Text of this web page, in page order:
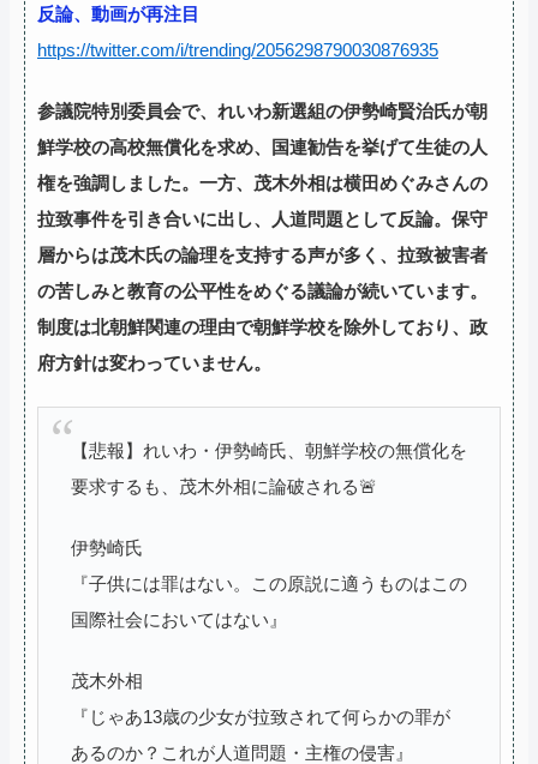
反論、動画が再注目
https://twitter.com/i/trending/2056298790030876935
参議院特別委員会で、れいわ新選組の伊勢崎賢治氏が朝
鮮学校の高校無償化を求め、国連勧告を挙げて生徒の人
権を強調しました。一方、茂木外相は横田めぐみさんの
拉致事件を引き合いに出し、人道問題として反論。保守
層からは茂木氏の論理を支持する声が多く、拉致被害者
の苦しみと教育の公平性をめぐる議論が続いています。
制度は北朝鮮関連の理由で朝鮮学校を除外しており、政
府方針は変わっていません。
【悲報】れいわ・伊勢崎氏、朝鮮学校の無償化を
要求するも、茂木外相に論破される🚨
伊勢崎氏
『子供には罪はない。この原説に適うものはこの
国際社会においてはない』
茂木外相
『じゃあ13歳の少女が拉致されて何らかの罪が
あるのか？これが人道問題・主権の侵害』